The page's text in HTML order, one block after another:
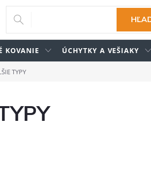
KOVANIE ÚCHYTKY A VEŠIAKY
TYPY